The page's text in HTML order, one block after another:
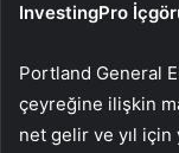
InvestingPro
Portland General
çeyreğine ilişkin
net gelir ve yıl